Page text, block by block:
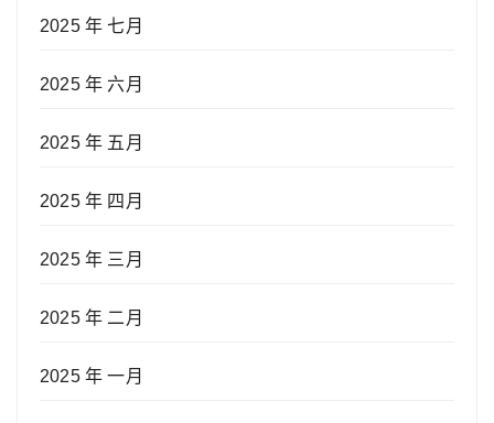
2025 年 七月
2025 年 六月
2025 年 五月
2025 年 四月
2025 年 三月
2025 年 二月
2025 年 一月